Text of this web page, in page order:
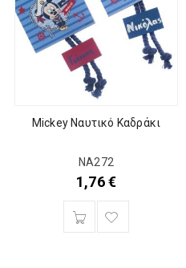
Mickey Ναυτικό Καδράκι
ΝΑ272
1,76€